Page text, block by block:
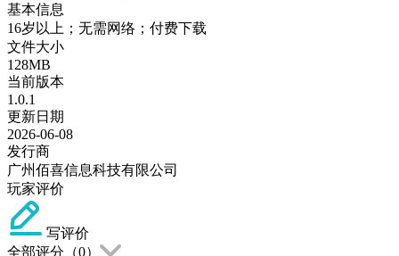
基本信息
16岁以上；无需网络；付费下载
文件大小
128MB
当前版本
1.0.1
更新日期
2026-06-08
发行商
广州佰喜信息科技有限公司
玩家评价
写评价
全部评分（0）